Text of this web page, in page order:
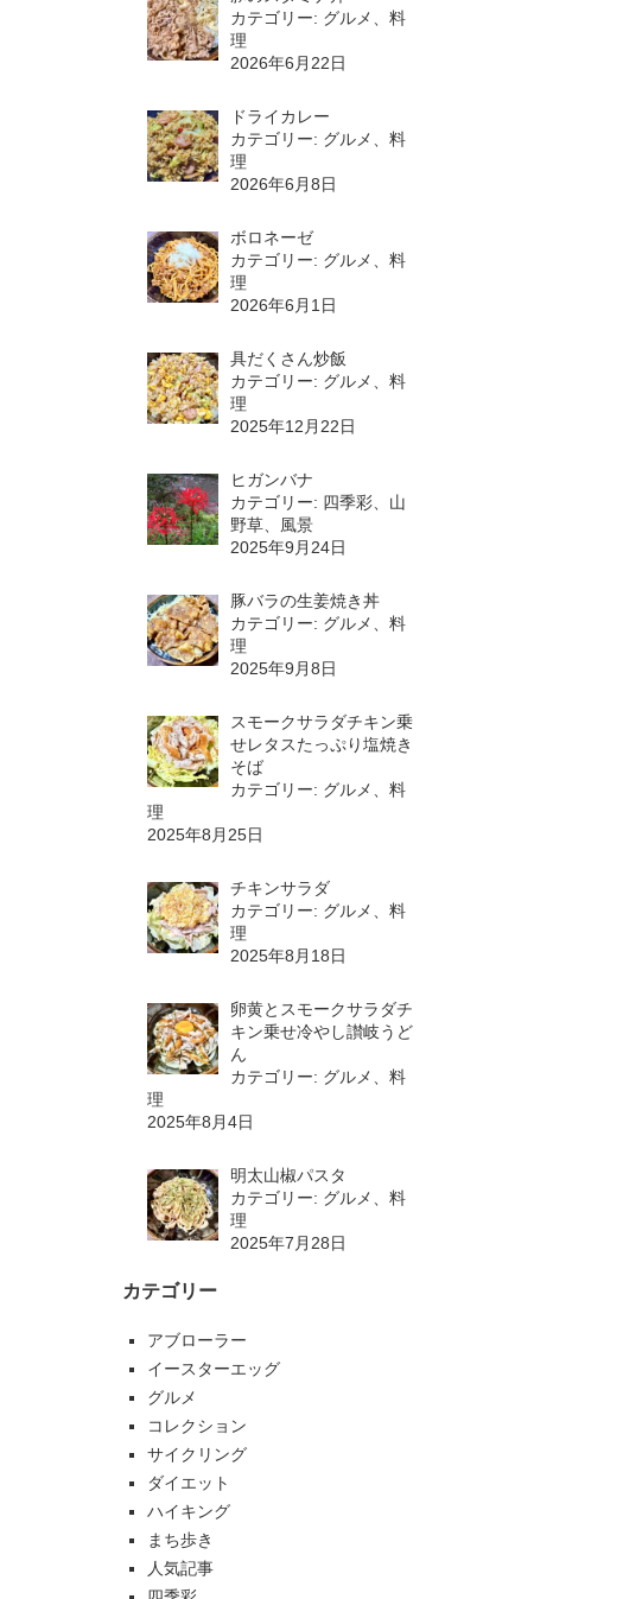
カテゴリー: グルメ、料
理
2026年6月22日
ドライカレー
カテゴリー: グルメ、料
理
2026年6月8日
ボロネーゼ
カテゴリー: グルメ、料
理
2026年6月1日
具だくさん炒飯
カテゴリー: グルメ、料
理
2025年12月22日
ヒガンバナ
カテゴリー: 四季彩、山
野草、風景
2025年9月24日
豚バラの生姜焼き丼
カテゴリー: グルメ、料
理
2025年9月8日
スモークサラダチキン乗
せレタスたっぷり塩焼き
そば
カテゴリー: グルメ、料
理
2025年8月25日
チキンサラダ
カテゴリー: グルメ、料
理
2025年8月18日
卵黄とスモークサラダチ
キン乗せ冷やし讃岐うど
ん
カテゴリー: グルメ、料
理
2025年8月4日
明太山椒パスタ
カテゴリー: グルメ、料
理
2025年7月28日
カテゴリー
アブローラー
イースターエッグ
グルメ
コレクション
サイクリング
ダイエット
ハイキング
まち歩き
人気記事